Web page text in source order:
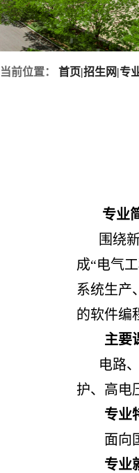
当前位置： 首页|招生网|专
专业
围绕
成“电气
系统生产
的软件编
主要
电路
护、高电
专业
面向
专业